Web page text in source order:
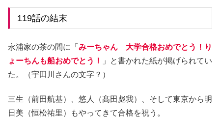
119話の結末
永浦家の茶の間に「 みーちゃん 大学合格おめでとう！り
ょーちんも船おめでとう！
」と書かれた紙が掲げられてい
た。（宇田川さんの文字？）
三生（前田航基）、悠人（髙田彪我）、そして東京から明
日美（恒松祐里）もやってきて合格を祝う。